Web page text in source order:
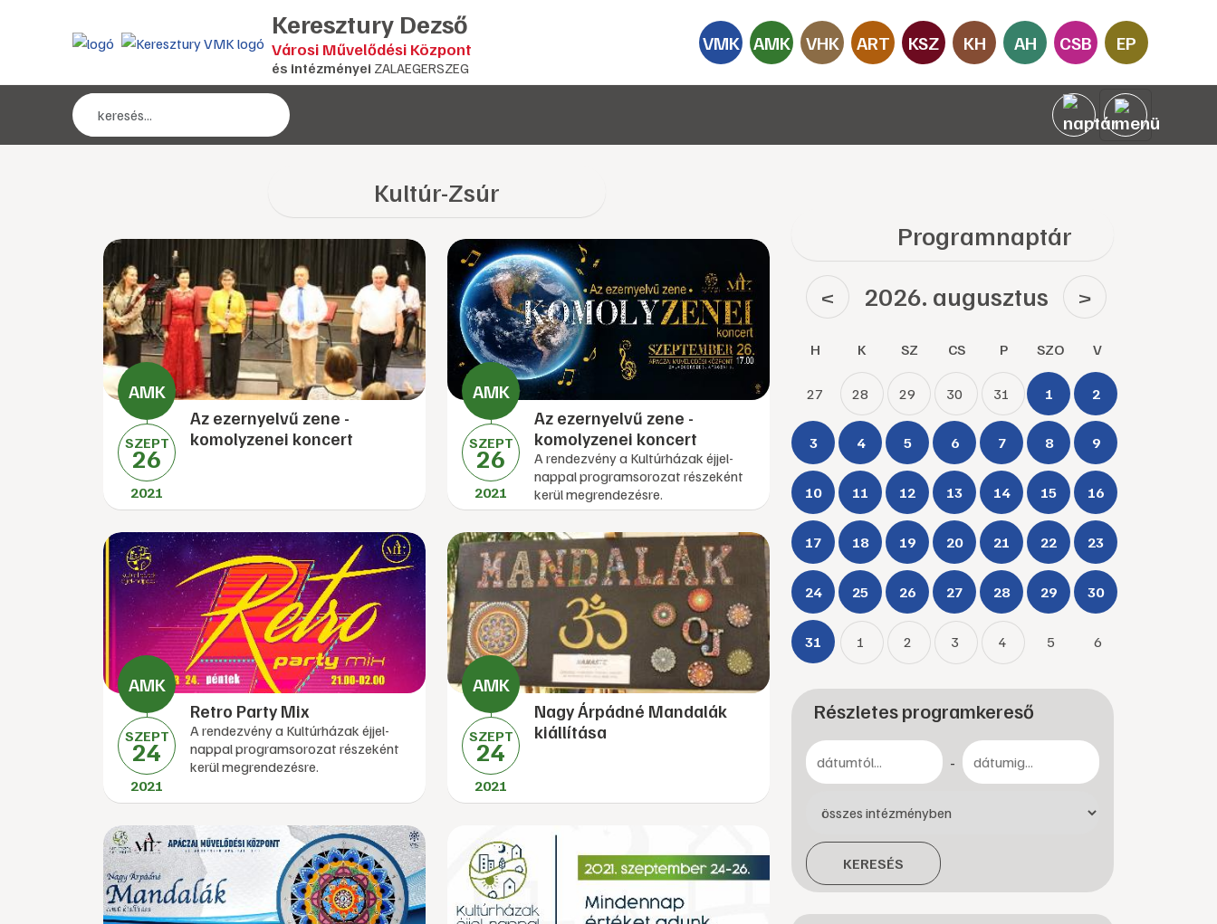
Keresztury Dezső
Városi Művelődési Központ
és intézményei ZALAEGERSZEG
VMK AMK VHK ART KSZ KH AH CSB EP
Kultúr-Zsúr
SZEPT
26
2021
Az ezernyelvű zene -
komolyzenei koncert
SZEPT
26
2021
Az ezernyelvű zene -
komolyzenei koncert
A rendezvény a Kultúrházak éjjel-
nappal programsorozat részeként
kerül megrendezésre.
SZEPT
24
2021
Retro Party Mix
A rendezvény a Kultúrházak éjjel-
nappal programsorozat részeként
kerül megrendezésre.
SZEPT
24
2021
Nagy Árpádné Mandalák
kiállítása
Programnaptár
< 2026. augusztus >
H K SZ CS P SZO V
27 28 29 30 31 1 2
3 4 5 6 7 8 9
10 11 12 13 14 15 16
17 18 19 20 21 22 23
24 25 26 27 28 29 30
31 1 2 3 4 5 6
Részletes programkereső
-
KERESÉS